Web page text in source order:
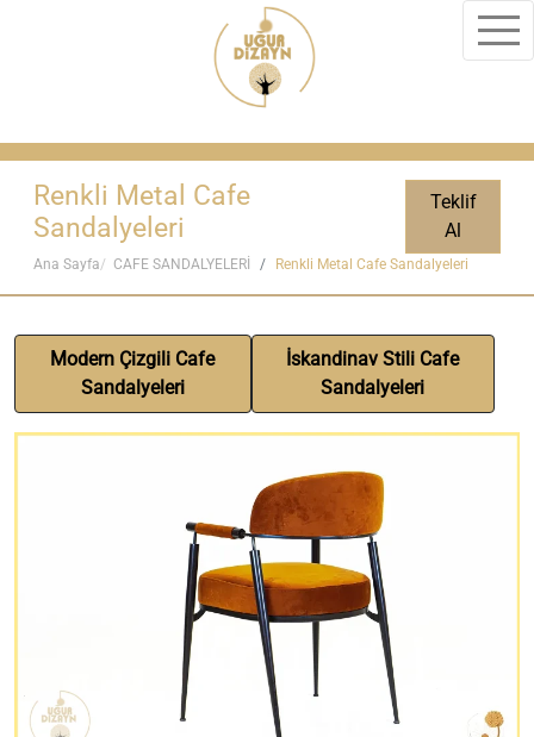
Renkli Metal Cafe
Sandalyeleri
Teklif
Al
Ana Sayfa CAFE SANDALYELERİ Renkli Metal Cafe Sandalyeleri
Modern Çizgili Cafe
Sandalyeleri
İskandinav Stili Cafe
Sandalyeleri